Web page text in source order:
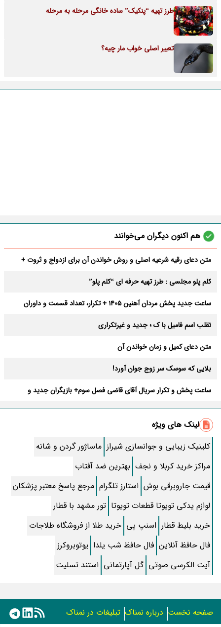
طرز تهیه “پنکیک” ساده خانگی مرحله به مرحله
تعبیر اصلی خواب مار چیه؟
هم اکنون دیگران می‌خوانند
متن دعای رقیه شرعیه اصلی و روش خواندن آن برای ازدواج و ثروت +
کلم پلو مجلسی : طرز تهیه حرفه ای “کلم پلو”
ساعت جدید پخش مردان آهنین 1405 + تکرار، تعداد قسمت و داوران
تقلب اسم فامیل با ک ؛ جدید و غیرتکراری
متن دعای کمیل و زمان خواندن آن
بلایی که سوسک سر زوج جوان آورد!
ساعت پخش و تکرار سریال آقای قاضی فصل سوم+ بازیگران جدید و
طرز تهیه سالاد ماکارونی خانگی خوشمزه و لذیذ + آموزش تصویری
طرز تهیه پاستا با سس آلفردو و مرغ فوری + آموزش تصویری پنه
جواب کامل اسم فامیل با “س”
ماه قرمز نشانه آخر دنیا در آسمان ظاهر شد !
جملات زیبا برای بهترین پدر دنیا
معجزات سوره توحید در برآورده شدن سریع حاجت
سریال نگین ارباب از چه شبکه ای پخش میشود؟ + تکرار و بازیگران
تقلب اسم فامیل سخت با حرف “چ”
بازیگران سریال رویای نیمه شب کنار همسر و خانواده شان+ عکسهای
شخصی جذاب
لینک های ویژه
کلینیک زیبایی و جوانسازی شیراز ماساژور گردن و شانه
مراکز خرید کربلا و نجف بهترین ضد آفتاب
قیمت جاروبرقی بوش استارز تلگرام مرجع پاسخ معتبر پزشکان
لوازم یدکی تویوتا قطعات تویوتا تور مشهد با قطار
خرید بلیط قطار اسنپ پی خرید طلا از فروشگاه طلاجات
فال حافظ آنلاین فال حافظ شب یلدا یوتوبروکرز
آیت الکرسی صوتی گل آپارتمانی استند تسلیت
صفحه نخست درباره نمناک تبلیغات در نمناک